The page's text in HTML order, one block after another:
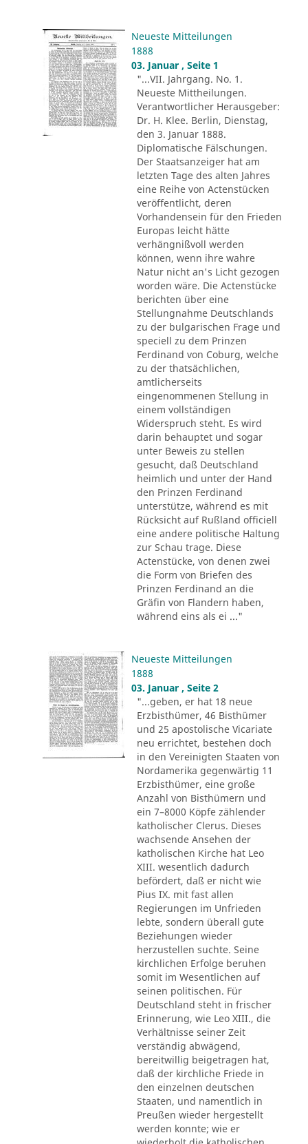
Neueste Mitteilungen
1888
03. Januar , Seite 1
"...VII. Jahrgang. No. 1.
Neueste Mittheilungen.
Verantwortlicher Herausgeber:
Dr. H. Klee. Berlin, Dienstag,
den 3. Januar 1888.
Diplomatische Fälschungen.
Der Staatsanzeiger hat am
letzten Tage des alten Jahres
eine Reihe von Actenstücken
veröffentlicht, deren
Vorhandensein für den Frieden
Europas leicht hätte
verhängnißvoll werden
können, wenn ihre wahre
Natur nicht an's Licht gezogen
worden wäre. Die Actenstücke
berichten über eine
Stellungnahme Deutschlands
zu der bulgarischen Frage und
speciell zu dem Prinzen
Ferdinand von Coburg, welche
zu der thatsächlichen,
amtlicherseits
eingenommenen Stellung in
einem vollständigen
Widerspruch steht. Es wird
darin behauptet und sogar
unter Beweis zu stellen
gesucht, daß Deutschland
heimlich und unter der Hand
den Prinzen Ferdinand
unterstütze, während es mit
Rücksicht auf Rußland officiell
eine andere politische Haltung
zur Schau trage. Diese
Actenstücke, von denen zwei
die Form von Briefen des
Prinzen Ferdinand an die
Gräfin von Flandern haben,
während eins als ei ..."
Neueste Mitteilungen
1888
03. Januar , Seite 2
"...geben, er hat 18 neue
Erzbisthümer, 46 Bisthümer
und 25 apostolische Vicariate
neu errichtet, bestehen doch
in den Vereinigten Staaten von
Nordamerika gegenwärtig 11
Erzbisthümer, eine große
Anzahl von Bisthümern und
ein 7–8000 Köpfe zählender
katholischer Clerus. Dieses
wachsende Ansehen der
katholischen Kirche hat Leo
XIII. wesentlich dadurch
befördert, daß er nicht wie
Pius IX. mit fast allen
Regierungen im Unfrieden
lebte, sondern überall gute
Beziehungen wieder
herzustellen suchte. Seine
kirchlichen Erfolge beruhen
somit im Wesentlichen auf
seinen politischen. Für
Deutschland steht in frischer
Erinnerung, wie Leo XIII., die
Verhältnisse seiner Zeit
verständig abwägend,
bereitwillig beigetragen hat,
daß der kirchliche Friede in
den einzelnen deutschen
Staaten, und namentlich in
Preußen wieder hergestellt
werden konnte; wie er